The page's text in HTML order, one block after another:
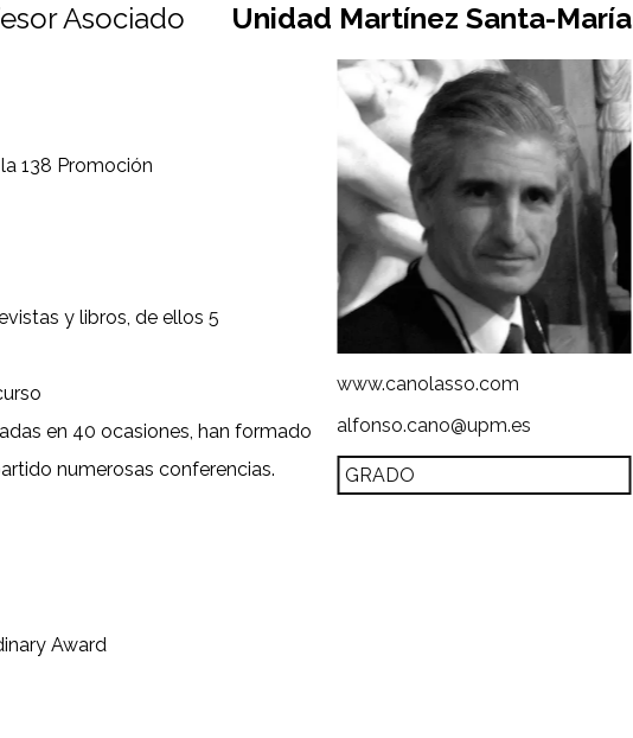
Asociado Unidad Martínez Santa-María
138 Promoción
y libros, de ellos 5
en 40 ocasiones, han formado
numerosas conferencias.
Award
www.canolasso.com
alfonso.cano@upm.es
GRADO